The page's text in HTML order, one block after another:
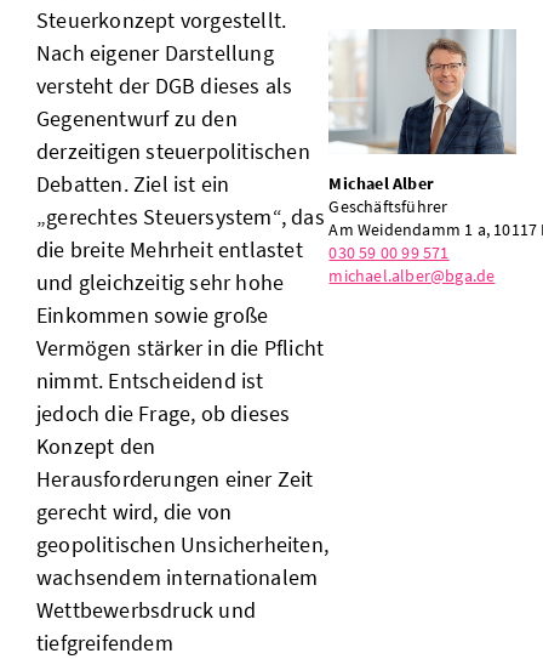
Steuerkonzept vorgestellt.
Nach eigener Darstellung
versteht der DGB dieses als
Gegenentwurf zu den
derzeitigen steuerpolitischen
Debatten. Ziel ist ein
„gerechtes Steuersystem“, das
die breite Mehrheit entlastet
und gleichzeitig sehr hohe
Einkommen sowie große
Vermögen stärker in die Pflicht
nimmt. Entscheidend ist
jedoch die Frage, ob dieses
Konzept den
Herausforderungen einer Zeit
gerecht wird, die von
geopolitischen Unsicherheiten,
wachsendem internationalem
Wettbewerbsdruck und
tiefgreifendem
Michael Alber
Geschäftsführer
Am Weidendamm 1 a,
030 59 00 99 571
michael.alber@bga.de